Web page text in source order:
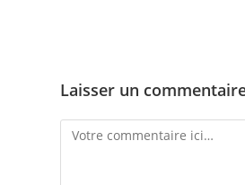
Laisser un